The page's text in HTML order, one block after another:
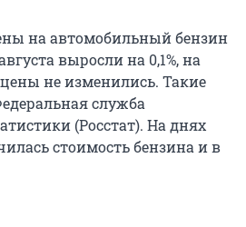
на автомобильный бензин
выросли на 0,1%, на
не изменились. Такие
служба
(Росстат). На днях
стоимость бензина и в